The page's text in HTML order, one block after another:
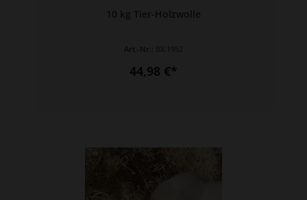
10 kg Tier-Holzwolle
Art.-Nr.: BX.1952
44,98 €*